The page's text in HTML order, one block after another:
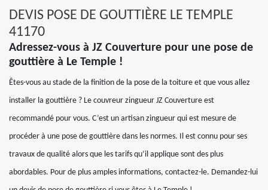
DEVIS POSE DE GOUTTIÈRE LE TEMPLE
41170
Adressez-vous à JZ Couverture pour une pose de
gouttière à Le Temple !
Êtes-vous au stade de la finition de la pose de la toiture et que vous allez
installer la gouttière ? Le couvreur zingueur JZ Couverture est
recommandé pour vous. C’est un artisan zingueur qui est mesure de
procéder à une pose de gouttière dans les normes. Il est connu pour ses
travaux de qualité alors que les tarifs qu’il applique sont des plus
abordables. Pour de plus amples informations, contactez-le. Demandez-lui